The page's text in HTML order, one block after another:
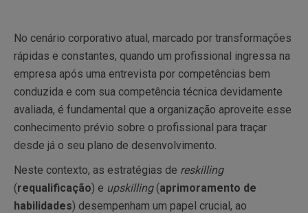
No cenário corporativo atual, marcado por transformações
rápidas e constantes, quando um profissional ingressa na
empresa após uma entrevista por competências bem
conduzida e com sua competência técnica devidamente
avaliada, é fundamental que a organização aproveite esse
conhecimento prévio sobre o profissional para traçar
desde já o seu plano de desenvolvimento.
Neste contexto, as estratégias de reskilling
(requalificação) e upskilling(aprimoramento de
habilidades) desempenham um papel crucial, ao